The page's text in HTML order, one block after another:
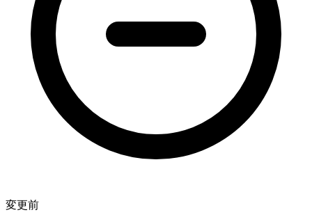
変更前